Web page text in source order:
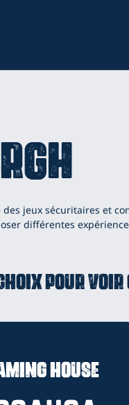
jeux sécuritaires et
différentes
pour
House